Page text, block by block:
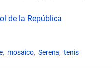
de la República
mosaico Serena tenis